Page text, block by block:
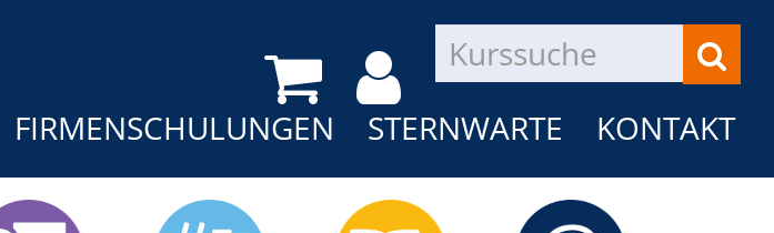
FIRMENSCHULUNGEN STERNWARTE KONTAKT